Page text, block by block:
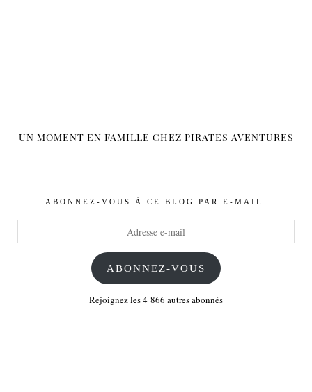
UN MOMENT EN FAMILLE CHEZ PIRATES AVENTURES
ABONNEZ-VOUS À CE BLOG PAR E-MAIL.
ABONNEZ-VOUS
Rejoignez les 4 866 autres abonnés